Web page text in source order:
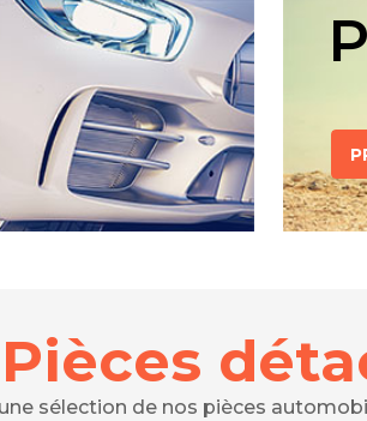
Pièces
sélection de nos pièces